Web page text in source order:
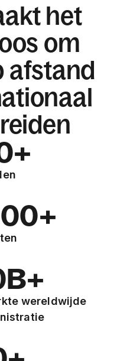
het
om
afstand
wereldwijde